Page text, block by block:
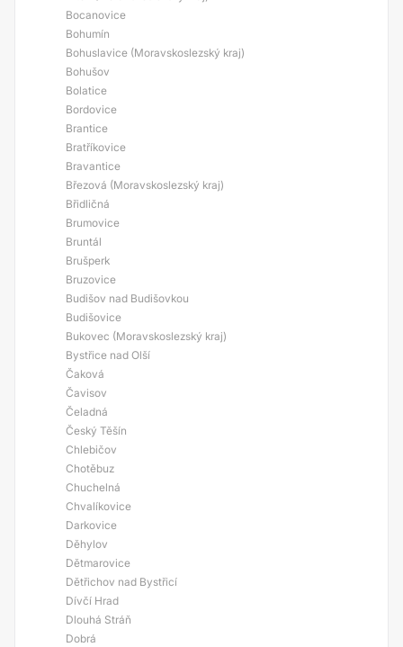
Bocanovice
Bohumín
Bohuslavice (Moravskoslezský kraj)
Bohušov
Bolatice
Bordovice
Brantice
Bratříkovice
Bravantice
Březová (Moravskoslezský kraj)
Břidličná
Brumovice
Bruntál
Brušperk
Bruzovice
Budišov nad Budišovkou
Budišovice
Bukovec (Moravskoslezský kraj)
Bystřice nad Olší
Čaková
Čavisov
Čeladná
Český Těšín
Chlebičov
Chotěbuz
Chuchelná
Chvalíkovice
Darkovice
Děhylov
Dětmarovice
Dětřichov nad Bystřicí
Dívčí Hrad
Dlouhá Stráň
Dobrá